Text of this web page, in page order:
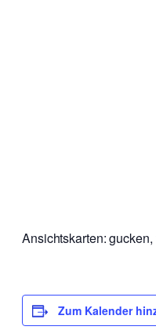
Ansichtskarten:
Zum Kalender